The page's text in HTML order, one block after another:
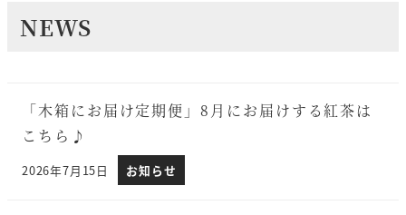
NEWS
「木箱にお届け定期便」8月にお届けする紅茶は
こちら♪
投稿日
2026年7月15日 お知らせ